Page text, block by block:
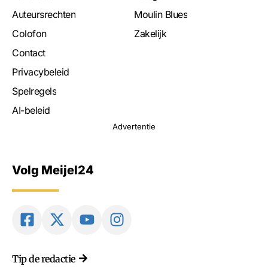
Auteursrechten
Colofon
Contact
Privacybeleid
Spelregels
AI-beleid
Moulin Blues
Zakelijk
Advertentie
Volg Meijel24
Tip de redactie